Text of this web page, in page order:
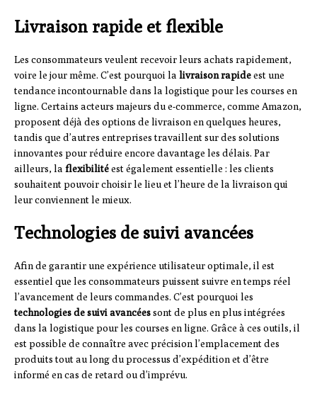
Livraison rapide et flexible
Les consommateurs veulent recevoir leurs achats rapidement,
voire le jour même. C’est pourquoi la livraison rapideest une
tendance incontournable dans la logistique pour les courses en
ligne. Certains acteurs majeurs du e-commerce, comme Amazon,
proposent déjà des options de livraison en quelques heures,
tandis que d’autres entreprises travaillent sur des solutions
innovantes pour réduire encore davantage les délais. Par
ailleurs, la flexibilitéest également essentielle : les clients
souhaitent pouvoir choisir le lieu et l’heure de la livraison qui
leur conviennent le mieux.
Technologies de suivi avancées
Afin de garantir une expérience utilisateur optimale, il est
essentiel que les consommateurs puissent suivre en temps réel
l’avancement de leurs commandes. C’est pourquoi les
technologies de suivi avancéessont de plus en plus intégrées
dans la logistique pour les courses en ligne. Grâce à ces outils, il
est possible de connaître avec précision l’emplacement des
produits tout au long du processus d’expédition et d’être
informé en cas de retard ou d’imprévu.